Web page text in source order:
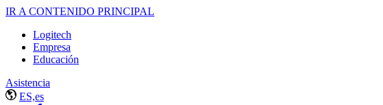
IR A CONTENIDO PRINCIPAL
Logitech
Empresa
Educación
Asistencia
ES,es